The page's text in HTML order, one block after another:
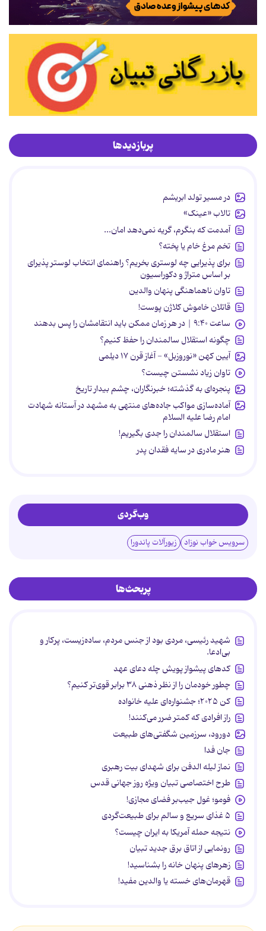
پربازدیدها
در مسیر تولد ابریشم
تالاب «عینک»
آمدمت که بنگرم، گریه نمی‌دهد امان...
تخم مرغ خام یا پخته؟
برای پذیرایی چه لوستری بخریم؟ راهنمای انتخاب لوستر پذیرای
بر اساس متراژ و دکوراسیون
تاوان ناهماهنگی پنهان والدین
قاتلان خاموش کلاژن پوست!
ساعت ۹:۴۰ | در هر زمان ممکن باید انتقامشان را پس بدهند
چگونه استقلال سالمندان را حفظ کنیم؟
آیین کهن «نوروزبل» - آغاز قرن ۱۷ دیلمی
تاوان زیاد نشستن چیست؟
پنجره‌ای به گذشته؛ خبرنگاران، چشم بیدار تاریخ
آماده‌سازی مواکب جاده‌های منتهی به مشهد در آستانه شهادت
امام رضا علیه السلام
استقلال سالمندان را جدی بگیریم!
هنر مادری در سایه‌ فقدان پدر
وب‌گردی
سرویس خواب نوزاد زیورآلات پاندورا
پربحث‌ها
شهید رئیسی، مردی بود از جنس مردم، ساده‌زیست، پرکار و
بی‌ادعا.
کدهای پیشواز پویش چله دعای عهد
چطور خودمان را از نظر ذهنی ۳۸ برابر قوی‌تر کنیم؟
کن ۲۰۲۵؛ جشنواره‌ای علیه خانواده
راز افرادی که کمتر ضرر می‌کنند!
دورود، سرزمین شگفتی‌های طبیعت
جان فدا
نماز لیله الدفن برای شهدای بیت رهبری
طرح اختصاصی تبیان ویژه روز جهانی قدس
فومو؛ غول جیب‌بر فضای مجازی!
۵ غذای سریع و سالم برای طبیعت‌گردی
نتیجه حمله آمریکا به ایران چیست؟
رونمایی از اتاق برق جدید تبیان
زهرهای پنهان خانه را بشناسید!
قهرمان‌های خسته یا والدین مفید!